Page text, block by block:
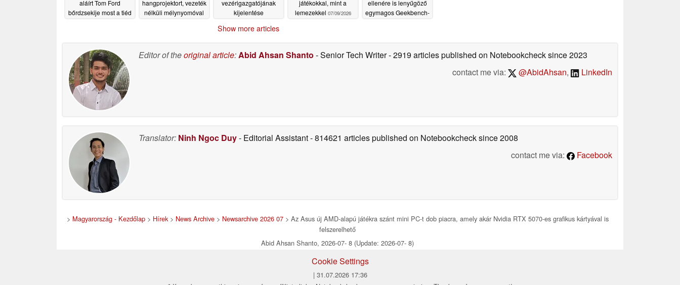
aláírt Tom Ford
bőrdzsekije most a tiéd
hangprojektort, vezeték
nélküli mélynyomóval
vezérigazgatójának
kijelentése
rajongókat07/09/2026
játékokkal, mint a
lemezekkel 07/09/2026
ellenére is lenyűgöző
egymagos Geekbench-
Show more articles
Editor of theoriginal article:Abid Ahsan Shanto - Senior Tech Writer- 2919 articles published on Notebookchecksince 2023
contact me via:
@AbidAhsan, LinkedIn
Translator: Ninh Ngoc Duy- Editorial Assistant- 814621 articles published on Notebookchecksince 2008
contact me via:
Facebook
> Magyarország - Kezdőlap> Hírek> News Archive> Newsarchive 2026 07> Az Asus új AMD-alapú játékra szánt mini PC-t dob piacra, amely akár Nvidia RTX 5070-es grafikus kártyával is
felszerelhető
Abid Ahsan Shanto, 2026-07- 8 (Update: 2026-07- 8)
Cookie Settings
| 31.07.2026 17:36